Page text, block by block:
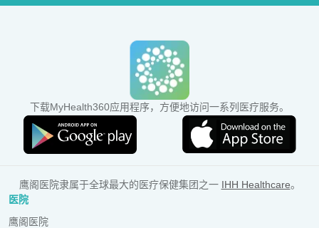
下载MyHealth360应用程序，方便地访问一系列医疗服务。
鹰阁医院隶属于全球最大的医疗保健集团之一 IHH Healthcare。
医院
鹰阁医院